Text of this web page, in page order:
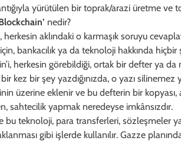
yürütülen bir toprak/arazi üretme ve
nedir?
herkesin aklındaki o karmaşık soruyu
bankacılık ya da teknoloji hakkında
herkesin görebildiği, ortak bir defter ya
kez bir şey yazdığınızda, o yazı
üzerine eklenir ve bu defterin bir
sahtecilik yapmak neredeyse imkânsızdır.
bu teknoloji, para transferleri, sözleşmeler
gibi işlerde kullanılır. Gazze